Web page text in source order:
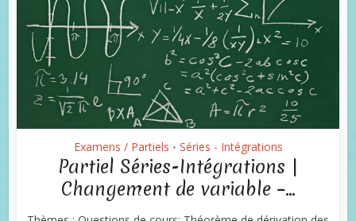
Examens / Partiels • Séries - Intégrations
Partiel Séries-Intégrations |
Changement de variable –...